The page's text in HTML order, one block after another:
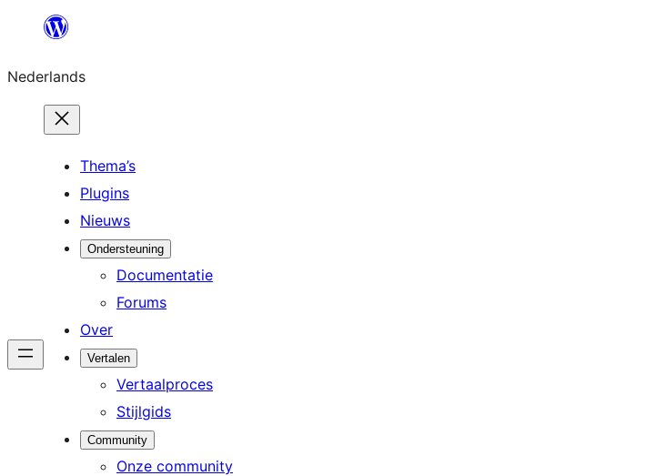
de
inhoud
Nederlands
Thema’s
Plugins
Nieuws
Ondersteuning
Documentatie
Forums
Over
Vertalen
Vertaalproces
Stijlgids
Community
Onze community